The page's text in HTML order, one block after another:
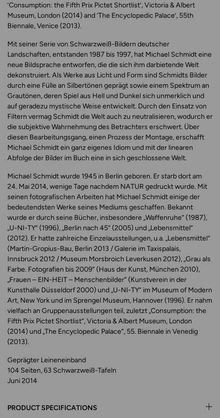
‘Consumption: the Fifth Prix Pictet Shortlist’, Victoria & Albert
Museum, London (2014) and ‘The Encyclopedic Palace’, 55th
Biennale, Venice (2013).
Mit seiner Serie von Schwarzweiß-Bildern deutscher
Landschaften, entstanden 1987 bis 1997, hat Michael Schmidt eine
neue Bildsprache entworfen, die die sich ihm darbietende Welt
dekonstruiert. Als Werke aus Licht und Form sind Schmidts Bilder
durch eine Fülle an Silbertönen geprägt sowie einem Spektrum an
Grautönen, deren Spiel aus Hell und Dunkel sich unmerklich und
auf geradezu mystische Weise entwickelt. Durch den Einsatz von
Filtern vermag Schmidt die Welt auch zu neutralisieren, wodurch er
die subjektive Wahrnehmung des Betrachters erschwert. Über
diesen Bearbeitungsgang, einen Prozess der Montage, erschafft
Michael Schmidt ein ganz eigenes Idiom und mit der linearen
Abfolge der Bilder im Buch eine in sich geschlossene Welt.
Michael Schmidt wurde 1945 in Berlin geboren. Er starb dort am
24. Mai 2014, wenige Tage nachdem NATUR gedruckt wurde. Mit
seinen fotografischen Arbeiten hat Michael Schmidt einige der
bedeutendsten Werke seines Mediums geschaffen. Bekannt
wurde er durch seine Bücher, insbesondere „Waffenruhe“ (1987),
„U-NI-TY“ (1996), „Berlin nach 45“ (2005) und „Lebensmittel“
(2012). Er hatte zahlreiche Einzelausstellungen, u.a. „Lebensmittel“
(Martin-Gropius-Bau, Berlin 2013 / Galerie im Taxispalais,
Innsbruck 2012 / Museum Morsbroich Leverkusen 2012), „Grau als
Farbe. Fotografien bis 2009“ (Haus der Kunst, München 2010),
„Frauen – EIN-HEIT – Menschenbilder“ (Kunstverein in der
Kunsthalle Düsseldorf 2000) und „U-NI-TY“ im Museum of Modern
Art, New York und im Sprengel Museum, Hannover (1996). Er nahm
vielfach an Gruppenausstellungen teil, zuletzt „Consumption: the
Fifth Prix Pictet Shortlist“, Victoria & Albert Museum, London
(2014) und „The Encyclopedic Palace“, 55. Biennale in Venedig
(2013).
Geprägter Leineneinband
104 Seiten, 63 Schwarzweiß-Tafeln
Juni 2014
PRODUCT SPECIFICATIONS